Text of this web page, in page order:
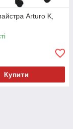
Arturo K,
Купити